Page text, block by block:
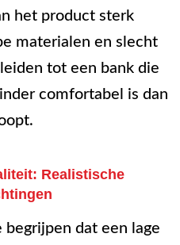
het product sterk
materialen en slecht
tot een bank die
comfortabel is dan
Realistische
dat een lage